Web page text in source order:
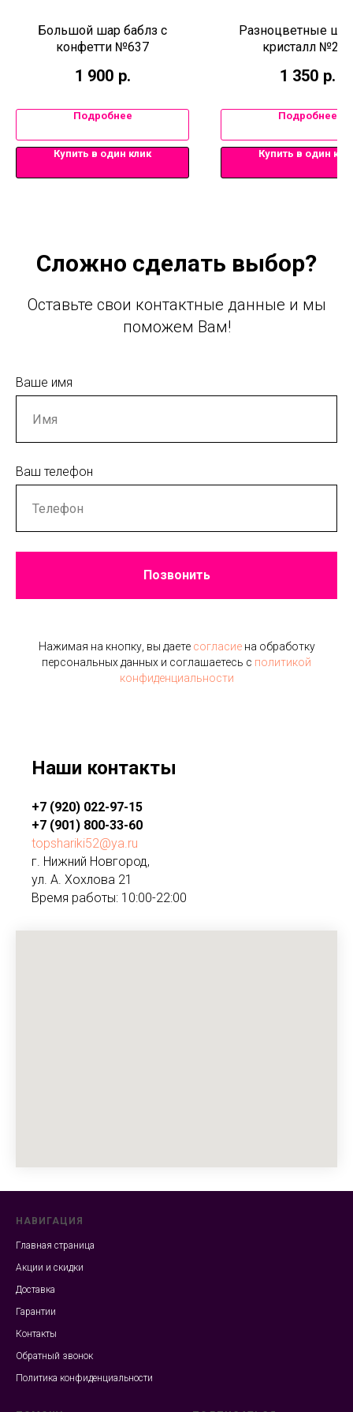
Большой шар баблз с
конфетти №637
1 900 р.
Подробнее
Купить в один клик
Разноцветные
кристалл №285
1 350 р.
Подробнее
Купить в один
Сложно сделать выбор?
Оставьте свои контактные данные и мы
поможем Вам!
Ваше имя
Ваш телефон
Позвонить
Нажимая на кнопку, вы даете согласиена обработку
персональных данных и соглашаетесь c политикой
конфиденциальности
Наши контакты
+7 (920) 022-97-15
+7 (901) 800-33-60
topshariki52@ya.ru
г. Нижний Новгород,
ул. А. Хохлова 21
Время работы: 10:00-22:00
НАВИГАЦИЯ
Главная страница
Акции и скидки
Доставка
Гарантии
Контакты
Обратный звонок
Политика конфиденциальности